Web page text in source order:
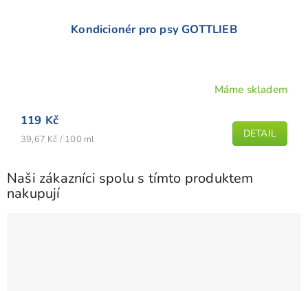
Kondicionér pro psy GOTTLIEB
Máme skladem
119 Kč
Měrná
39,67 Kč / 100 ml DETAIL
Naši zákazníci spolu s tímto produktem
nakupují